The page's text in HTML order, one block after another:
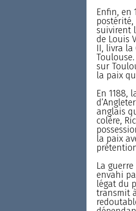
Enfin, en
suivirent
de Louis
II, livra la
sur
la paix
En 1188,
anglais
colère,
la paix
La
envahi
légat du
transmit